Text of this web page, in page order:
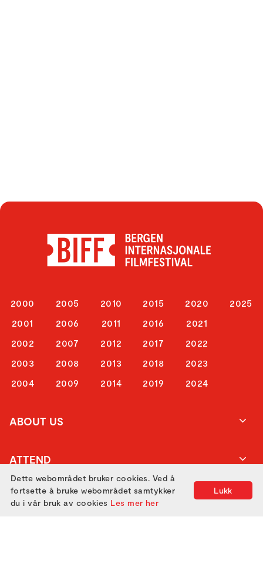
2000
2001
2002
2003
2004
2005
2006
2007
2008
2009
2010
2011
2012
2013
2014
2015
2016
2017
2018
2019
2020
2021
2022
2023
2024
2025
ABOUT US
ATTEND
GET IN TOUCH
Lukk
Dette webområdet bruker cookies. Ved å
fortsette å bruke webområdet samtykker
du i vår bruk av cookies Les mer her